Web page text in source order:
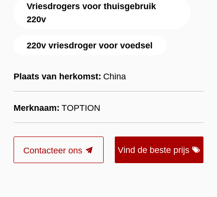
Vriesdrogers voor thuisgebruik
220v
220v vriesdroger voor voedsel
Plaats van herkomst: China
Merknaam: TOPTION
Contacteer ons Vind de beste prijs